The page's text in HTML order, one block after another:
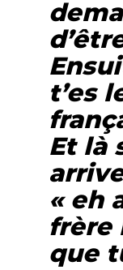
t’es
Et là
« eh
frère
que